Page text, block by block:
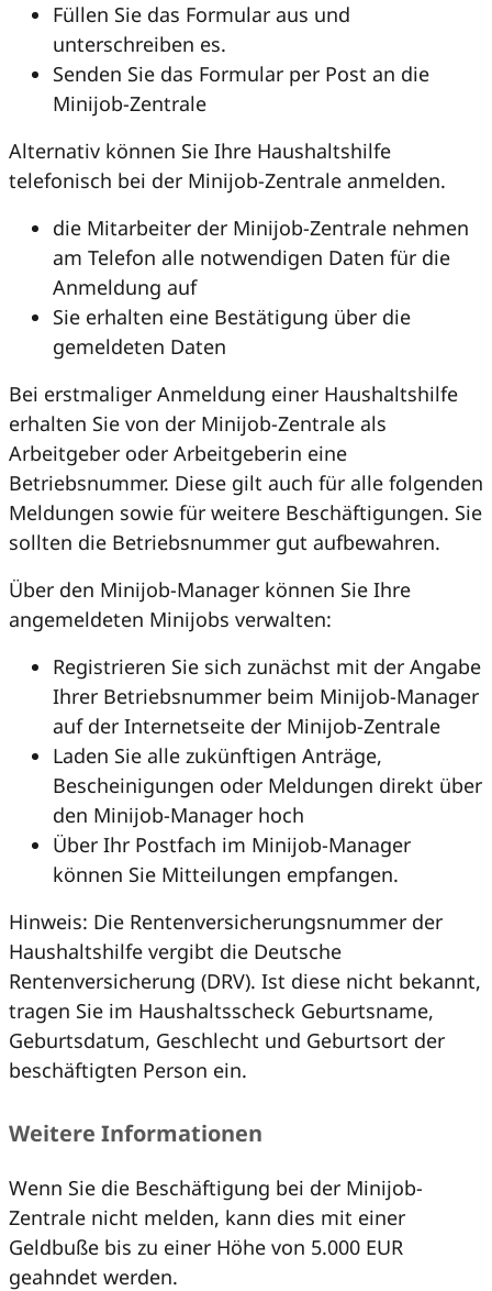
Füllen Sie das Formular aus und
unterschreiben es.
Senden Sie das Formular per Post an die
Minijob-Zentrale
Alternativ können Sie Ihre Haushaltshilfe
telefonisch bei der Minijob-Zentrale anmelden.
die Mitarbeiter der Minijob-Zentrale nehmen
am Telefon alle notwendigen Daten für die
Anmeldung auf
Sie erhalten eine Bestätigung über die
gemeldeten Daten
Bei erstmaliger Anmeldung einer Haushaltshilfe
erhalten Sie von der Minijob-Zentrale als
Arbeitgeber oder Arbeitgeberin eine
Betriebsnummer. Diese gilt auch für alle folgenden
Meldungen sowie für weitere Beschäftigungen. Sie
sollten die Betriebsnummer gut aufbewahren.
Über den Minijob-Manager können Sie Ihre
angemeldeten Minijobs verwalten:
Registrieren Sie sich zunächst mit der Angabe
Ihrer Betriebsnummer beim Minijob-Manager
auf der Internetseite der Minijob-Zentrale
Laden Sie alle zukünftigen Anträge,
Bescheinigungen oder Meldungen direkt über
den Minijob-Manager hoch
Über Ihr Postfach im Minijob-Manager
können Sie Mitteilungen empfangen.
Hinweis: Die Rentenversicherungsnummer der
Haushaltshilfe vergibt die Deutsche
Rentenversicherung (DRV). Ist diese nicht bekannt,
tragen Sie im Haushaltsscheck Geburtsname,
Geburtsdatum, Geschlecht und Geburtsort der
beschäftigten Person ein.
Weitere Informationen
Wenn Sie die Beschäftigung bei der Minijob-
Zentrale nicht melden, kann dies mit einer
Geldbuße bis zu einer Höhe von 5.000 EUR
geahndet werden.